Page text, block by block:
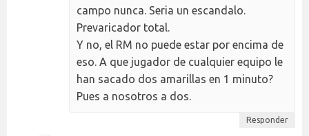
campo nunca. Seria un escandalo.
Prevaricador total.
Y no, el RM no puede estar por encima de
eso. A que jugador de cualquier equipo le
han sacado dos amarillas en 1 minuto?
Pues a nosotros a dos.
Responder